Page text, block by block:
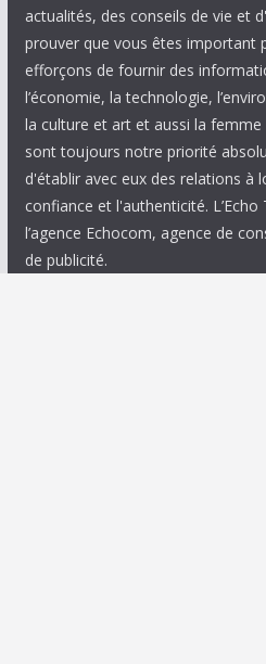
actualités, des conseils de vie et
prouver que vous êtes important
efforçons de fournir des
l’économie, la technologie,
la culture et art et aussi la femme
sont toujours notre priorité
d'établir avec eux des relations à
confiance et l'authenticité.
l’agence Echocom, agence de
de publicité.